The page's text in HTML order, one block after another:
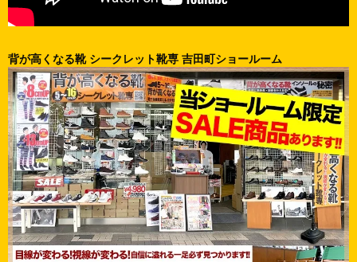
背が高くなる靴 シークレット靴専 吉田町ショールーム